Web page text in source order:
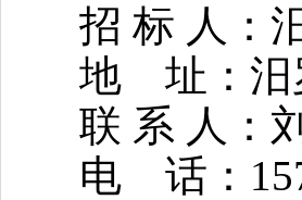
招 标 人：
地
址：
联 系 人：
电
话：